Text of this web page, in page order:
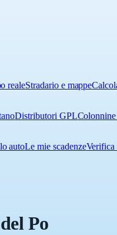
realeStradario e mappe
Distributori GPL
autoLe mie scadenzeVerifica
Po